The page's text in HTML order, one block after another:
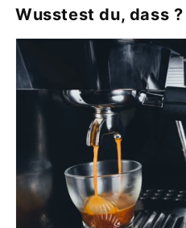
Wusstest du, dass ?